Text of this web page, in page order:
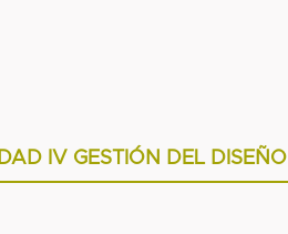
IV GESTIÓN DEL DISEÑO